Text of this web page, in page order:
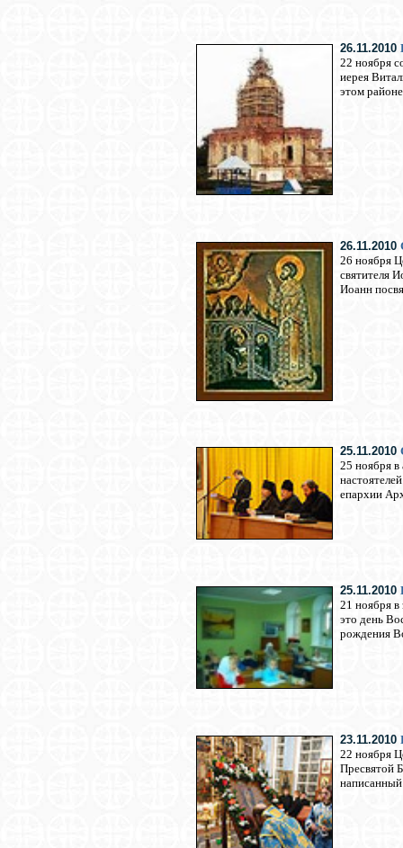
26.11.2010
22 ноября
иерея
этом
26.11.2010
26 ноября
святителя
Иоанн
25.11.2010
25 ноября в
епархии
25.11.2010
21 ноября в
это день
рождения
23.11.2010
22 ноября
Пресвятой